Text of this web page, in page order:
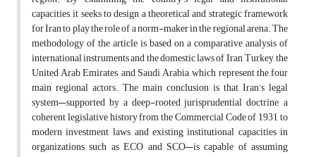
capacities, it seeks to design a theoretical and strategic framework
for Iran to play the role of a norm-maker in the regional arena. The
methodology of the article is based on a comparative analysis of
international instruments and the domestic laws of Iran, Turkey, the
United Arab Emirates, and Saudi Arabia, which represent the four
main regional actors. The main conclusion is that Iran’s legal
system—supported by a deep-rooted jurisprudential doctrine, a
coherent legislative history from the Commercial Code of 1931 to
modern investment laws, and existing institutional capacities in
organizations such as ECO and SCO—is capable of assuming